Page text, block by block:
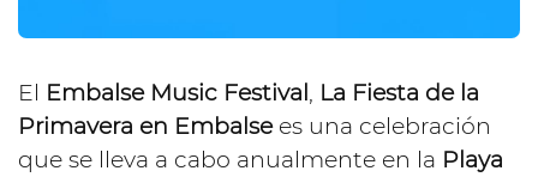
El Embalse Music Festival, La Fiesta de la
Primavera en Embalsees una celebración
que se lleva a cabo anualmente en la Playa